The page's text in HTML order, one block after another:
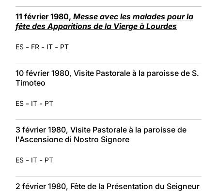
11 février 1980, Messe avec les malades pour la
fête des Apparitions de la Vierge à Lourdes
ES - FR - IT - PT
10 février 1980, Visite Pastorale à la paroisse de S.
Timoteo
ES - IT - PT
3 février 1980, Visite Pastorale à la paroisse de
l'Ascensione di Nostro Signore
ES - IT - PT
2 février 1980, Fête de la Présentation du Seigneur